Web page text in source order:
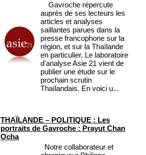
Gavroche répercute
auprès de ses lecteurs les
articles et analyses
saillantes parues dans la
presse francophone sur la
région, et sur la Thaïlande
en particulier. Le laboratoire
d'analyse Asie 21 vient de
publier une étude sur le
prochain scrutin
Thaïlandais. En voici u...
THAÏLANDE – POLITIQUE : Les
portraits de Gavroche : Prayut Chan
Ocha
Notre collaborateur et